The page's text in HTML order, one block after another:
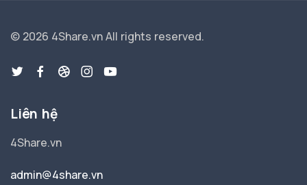
© 2026 4Share.vnAll rights reserved.
Liên hệ
4Share.vn
admin@4share.vn